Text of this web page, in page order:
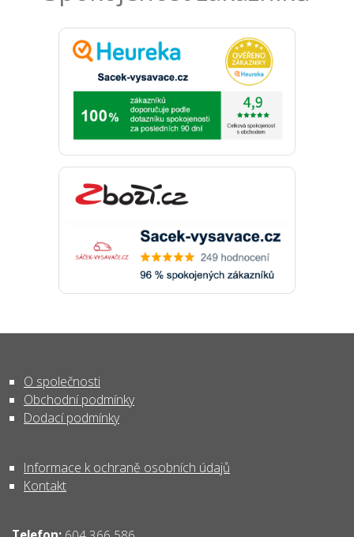
O společnosti
Obchodní podmínky
Dodací podmínky
Informace k ochraně osobních údajů
Kontakt